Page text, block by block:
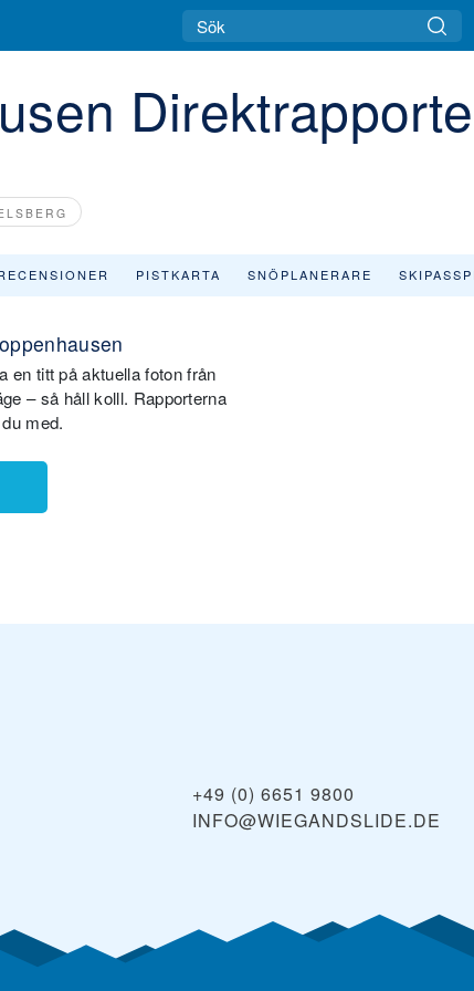
PISTKARTA SNÖPLANERARE
en titt på aktuella foton från
– så håll kolll. Rapporterna
med.
+49 (0) 6651 9800
INFO@WIEGANDSLIDE.DE